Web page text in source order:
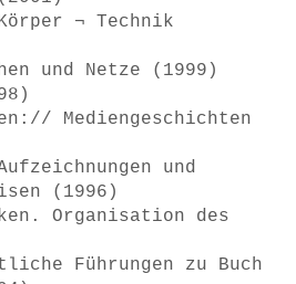
¬ Technik
und Netze (1999)
Mediengeschichten
und
(1996)
Organisation des
Führungen zu Buch